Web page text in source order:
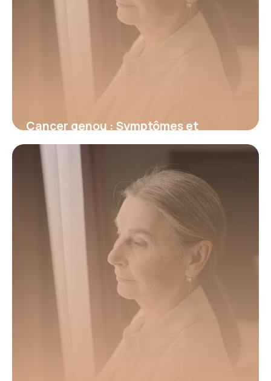
Cancer genou : Symptômes et
traitements
15 juin 2026